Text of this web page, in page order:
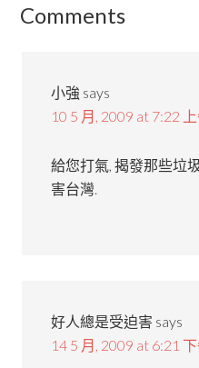
Comments
小強 says
10 5 月, 2009 at 7:22
給您打氣, 揭發那些垃
害台灣.
好人總是受迫害 says
14 5 月, 2009 at 6:21